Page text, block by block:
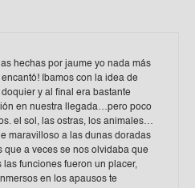
hechas por jaume yo nada más
íbamos con la idea de
y al final era bastante
en nuestra llegada…pero poco
el sol, las ostras, los animales…
maravilloso a las dunas doradas
que a veces se nos olvidaba que
funciones fueron un placer,
en los apausos te